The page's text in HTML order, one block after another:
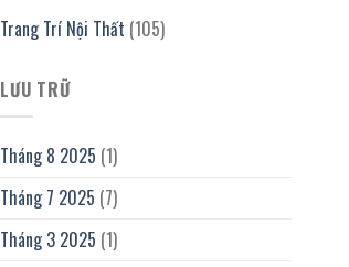
Trang Trí Nội Thất (105)
LƯU TRỮ
Tháng 8 2025 (1)
Tháng 7 2025 (7)
Tháng 3 2025 (1)